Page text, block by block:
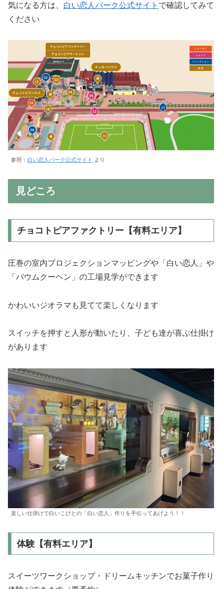
気になる方は、 白い恋人パーク公式サイト で確認してみて
ください
参照： 白い恋人パーク公式サイト より
見どころ
チョコトピアファクトリー【有料エリア】
圧巻の室内プロジェクションマッピングや「白い恋人」や
「バウムクーヘン」の工場見学ができます
かわいいジオラマも見てて楽しくなります
スイッチを押すと人形が動いたり、子ども達が喜ぶ仕掛け
があります
楽しい仕掛けで白いこびとの「白い恋人」作りを手伝ってあげよう！！
体験【有料エリア】
スイーツワークショップ・ドリームキッチンでお菓子作り